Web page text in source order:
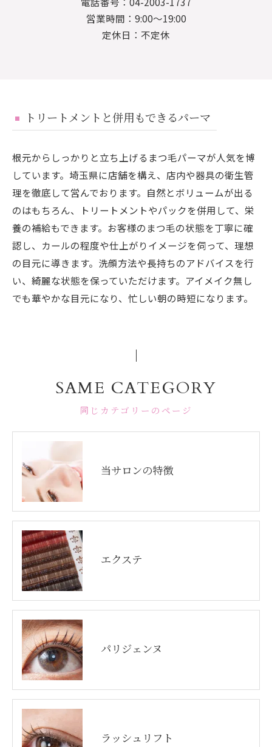
営業時間：9:00～19:00
定休日：不定休
トリートメントと併用もできるパーマ
根元からしっかりと立ち上げるまつ毛パーマが人気を博
しています。埼玉県に店舗を構え、店内や器具の衛生管
理を徹底して営んでおります。自然とボリュームが出る
のはもちろん、トリートメントやパックを併用して、栄
養の補給もできます。お客様のまつ毛の状態を丁寧に確
認し、カールの程度や仕上がりイメージを伺って、理想
の目元に導きます。洗顔方法や長持ちのアドバイスを行
い、綺麗な状態を保っていただけます。アイメイク無し
でも華やかな目元になり、忙しい朝の時短になります。
同じカテゴリーのページ
SAME CATEGORY
当サロンの特徴
エクステ
パリジェンヌ
ラッシュリフト